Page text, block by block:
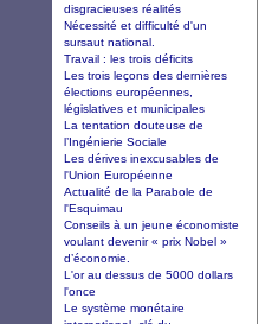
disgracieuses réalités
Nécessité et difficulté d'un
sursaut national.
Travail : les trois déficits
Les trois leçons des dernières
élections européennes,
législatives et municipales
La tentation douteuse de
l’Ingénierie Sociale
Les dérives inexcusables de
l'Union Européenne
Actualité de la Parabole de
l'Esquimau
Conseils à un jeune économiste
voulant devenir « prix Nobel »
d’économie.
L'or au dessus de 5000 dollars
l'once
Le système monétaire